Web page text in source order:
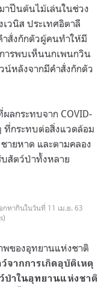
าปีนต้นไม้เล่นในช่วง
เวนิส ประเทศอิตาลี
สั่งกักตัวผู้คนทำให้มี
ารพบเห็นนกเพนกวิน
น์หลังจากมีคำสั่งกักตัว
ลกระทบจาก COVID-
ที่กระทบต่อสิ่งแวดล้อม
ยหาด และตามคลอง
บสัตว์ป่าทั้งหลาย
กหากินในวันที่ 11 เม.ย. 63
พของอุทยานแห่งชาติ
จากการเกิดอุบัติเหตุ
าในอุทยานแห่งชาติ